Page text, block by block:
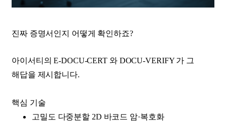
진짜 증명서인지 어떻게 확인하죠?
아이서티의 E-DOCU-CERT 와 DOCU-VERIFY 가 그
해답을 제시합니다.
핵심 기술
고밀도 다중분할 2D 바코드 암·복호화